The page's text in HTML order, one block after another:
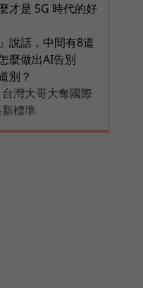
才是 5G 時代的好
說話，中間有8道
麼做出AI告別
別？
灣大哥大奪國際
標準